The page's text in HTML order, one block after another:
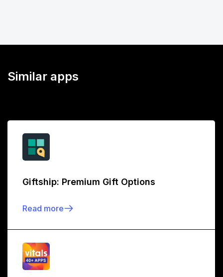
Similar apps
Giftship: Premium Gift Options
Read more